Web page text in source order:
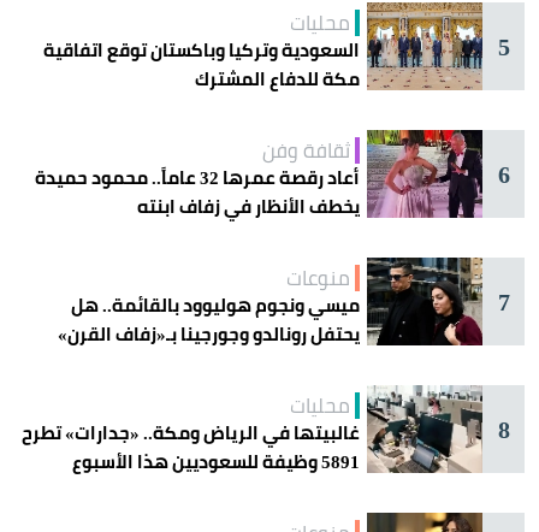
5
محليات
السعودية وتركيا وباكستان توقع اتفاقية
مكة للدفاع المشترك
6
ثقافة وفن
أعاد رقصة عمرها 32 عاماً.. محمود حميدة
يخطف الأنظار في زفاف ابنته
7
منوعات
ميسي ونجوم هوليوود بالقائمة.. هل
يحتفل رونالدو وجورجينا بـ«زفاف القرن»
8
محليات
غالبيتها في الرياض ومكة.. «جدارات» تطرح
5891 وظيفة للسعوديين هذا الأسبوع